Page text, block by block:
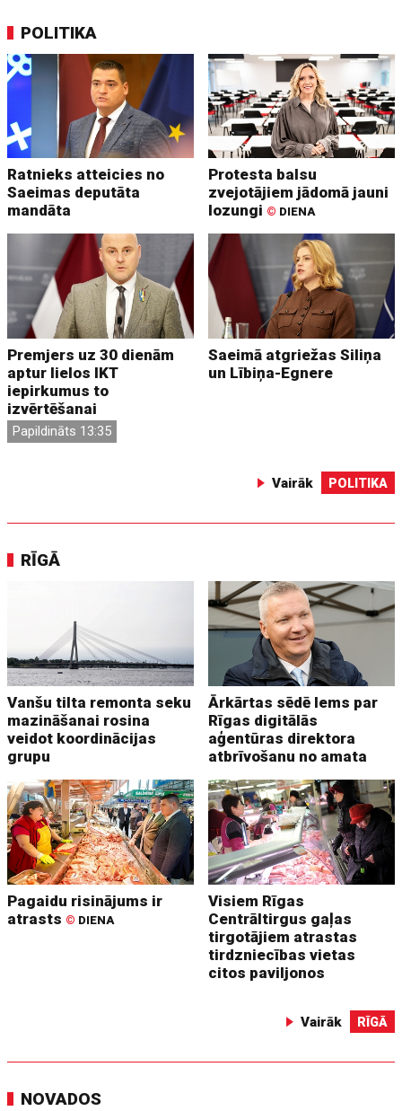
POLITIKA
Ratnieks atteicies no
Saeimas deputāta
mandāta
Protesta balsu
zvejotājiem jādomā jauni
lozungi © DIENA
Premjers uz 30 dienām
aptur lielos IKT
iepirkumus to
izvērtēšanai
Papildināts 13:35
Saeimā atgriežas Siliņa
un Lībiņa-Egnere
Vairāk POLITIKA
RĪGĀ
Vanšu tilta remonta seku
mazināšanai rosina
veidot koordinācijas
grupu
Ārkārtas sēdē lems par
Rīgas digitālās
aģentūras direktora
atbrīvošanu no amata
Pagaidu risinājums ir
atrasts © DIENA
Visiem Rīgas
Centrāltirgus gaļas
tirgotājiem atrastas
tirdzniecības vietas
citos paviljonos
Vairāk RĪGĀ
NOVADOS